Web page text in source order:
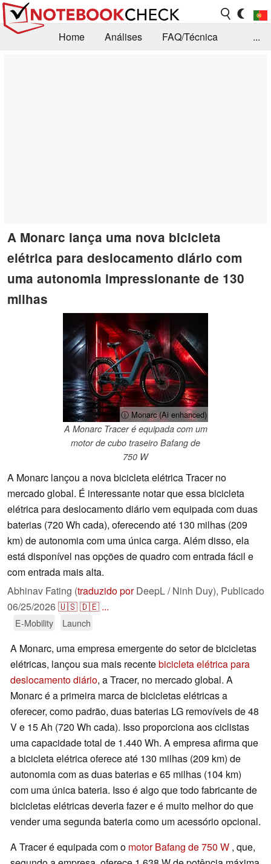
Home Análises
FAQ/Técnica
...
A Monarc lança uma nova bicicleta
elétrica para deslocamento diário com
uma autonomia impressionante de 130
milhas
ⓘ Monarc (Ai enhanced)
A Monarc Tracer é equipada com um
motor de cubo traseiro Bafang de
750 W
A Monarc lançou a nova bicicleta elétrica Tracer no
mercado global. É interessante notar que essa bicicleta
elétrica para deslocamento diário vem equipada com duas
baterias (720 Wh cada), oferecendo até 130 milhas (209
km) de autonomia com uma única carga. Além disso, ela
está disponível nas opções de quadro com entrada fácil e
com entrada mais alta.
Abhinav Fating (traduzido porDeepL / Ninh Duy), Publicado
06/25/2026🇺🇸🇩🇪 ...
E-Mobility Launch
A Monarc, uma empresa emergente do setor de bicicletas
elétricas, lançou sua mais recentebicicleta elétrica para
deslocamento diário, a Tracer, no mercado global. A
Monarc é a primeira marca de bicicletas elétricas a
oferecer, como padrão, duas baterias LG removíveis de 48
V e 15 Ah (720 Wh cada). Isso proporciona aos ciclistas
uma capacidade total de 1.440 Wh. A empresa afirma que
a bicicleta elétrica oferece até 130 milhas (209 km) de
autonomia com as duas baterias e 65 milhas (104 km)
com uma única bateria. Isso é algo que todo fabricante de
bicicletas elétricas deveria fazer e é muito melhor do que
vender uma segunda bateria como um acessório opcional.
A Tracer é equipada com o motor Bafang de 750 W , que,